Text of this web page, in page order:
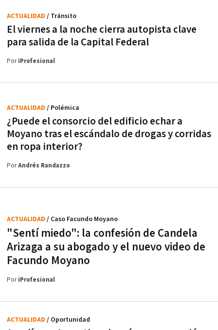
El viernes a la noche cierra autopista clave
para salida de la Capital Federal
ACTUALIDAD / Tránsito
PoriProfesional
¿Puede el consorcio del edificio echar a
Moyano tras el escándalo de drogas y corridas
en ropa interior?
ACTUALIDAD / Polémica
PorAndrés Randazzo
"Sentí miedo": la confesión de Candela
Arizaga a su abogado y el nuevo video de
Facundo Moyano
ACTUALIDAD / Caso Facundo Moyano
PoriProfesional
ACTUALIDAD / Oportunidad